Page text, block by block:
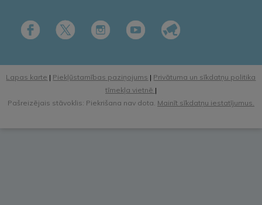
Lapas karte | Piekļūstamības paziņojums | Privātuma un sīkdatņu politika
tīmekļa vietnē |
Pašreizējais stāvoklis: Piekrišana nav dota. Mainīt sīkdatņu iestatījumus.